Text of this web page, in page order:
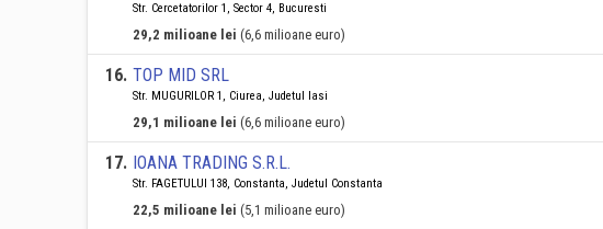
Str. Cercetatorilor 1, Sector 4, Bucuresti
29,2 milioane lei (6,6 milioane euro)
16. TOP MID SRL
Str. MUGURILOR 1, Ciurea, Judetul Iasi
29,1 milioane lei (6,6 milioane euro)
17. IOANA TRADING S.R.L.
Str. FAGETULUI 138, Constanta, Judetul Constanta
22,5 milioane lei (5,1 milioane euro)